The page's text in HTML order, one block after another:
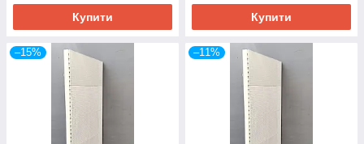
Купити Купити
–15% –11%